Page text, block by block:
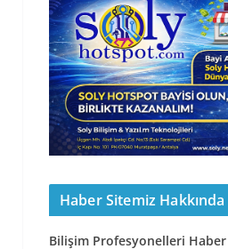
Haber Sitemiz Hakkında
Bilişim Profesyonelleri Haber